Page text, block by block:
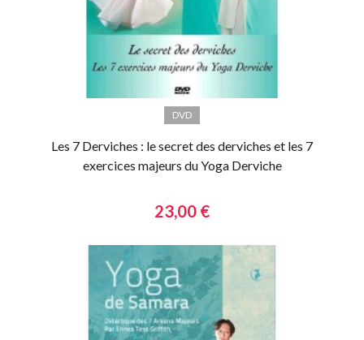
DVD
Les 7 Derviches : le secret des derviches et les 7
exercices majeurs du Yoga Derviche
23,00 €